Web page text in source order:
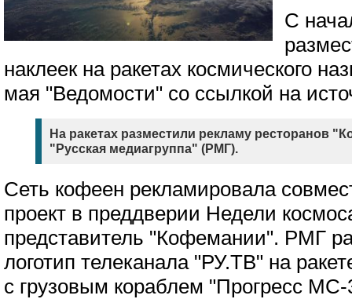
С
наклеек на ракетах космического
мая "Ведомости" со ссылкой на
На ракетах разместили рекламу ресторанов
"Русская медиагруппа" (РМГ).
Сеть кофеен рекламировала
проект в преддверии Недели
представитель "Кофемании". РМГ
логотип телеканала "РУ.ТВ" на
с грузовым кораблем "Прогресс